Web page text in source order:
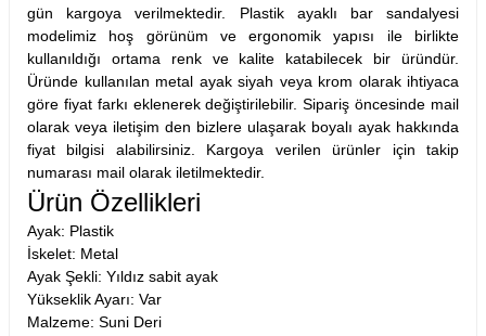
gün kargoya verilmektedir. Plastik ayaklı bar sandalyesi
modelimiz hoş görünüm ve ergonomik yapısı ile birlikte
kullanıldığı ortama renk ve kalite katabilecek bir üründür.
Üründe kullanılan metal ayak siyah veya krom olarak ihtiyaca
göre fiyat farkı eklenerek değiştirilebilir. Sipariş öncesinde mail
olarak veya iletişim den bizlere ulaşarak boyalı ayak hakkında
fiyat bilgisi alabilirsiniz. Kargoya verilen ürünler için takip
numarası mail olarak iletilmektedir.
Ürün Özellikleri
Ayak: Plastik
İskelet: Metal
Ayak Şekli: Yıldız sabit ayak
Yükseklik Ayarı: Var
Malzeme: Suni Deri